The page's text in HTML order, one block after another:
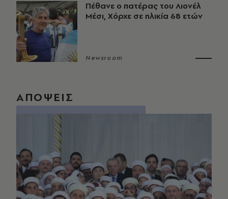
Πέθανε ο πατέρας του Λιονέλ
Μέσι, Χόρχε σε ηλικία 68 ετών
Newsroom
ΑΠΟΨΕΙΣ